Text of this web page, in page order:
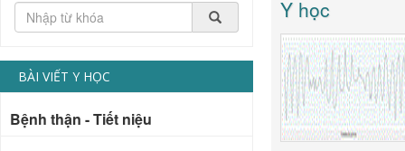
Y học
BÀI VIẾT Y HỌC
Bệnh thận - Tiết niệu